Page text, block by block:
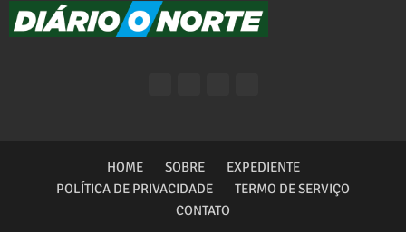
HOME SOBRE
EXPEDIENTE
POLÍTICA DE PRIVACIDADE
TERMO DE SERVIÇO
CONTATO